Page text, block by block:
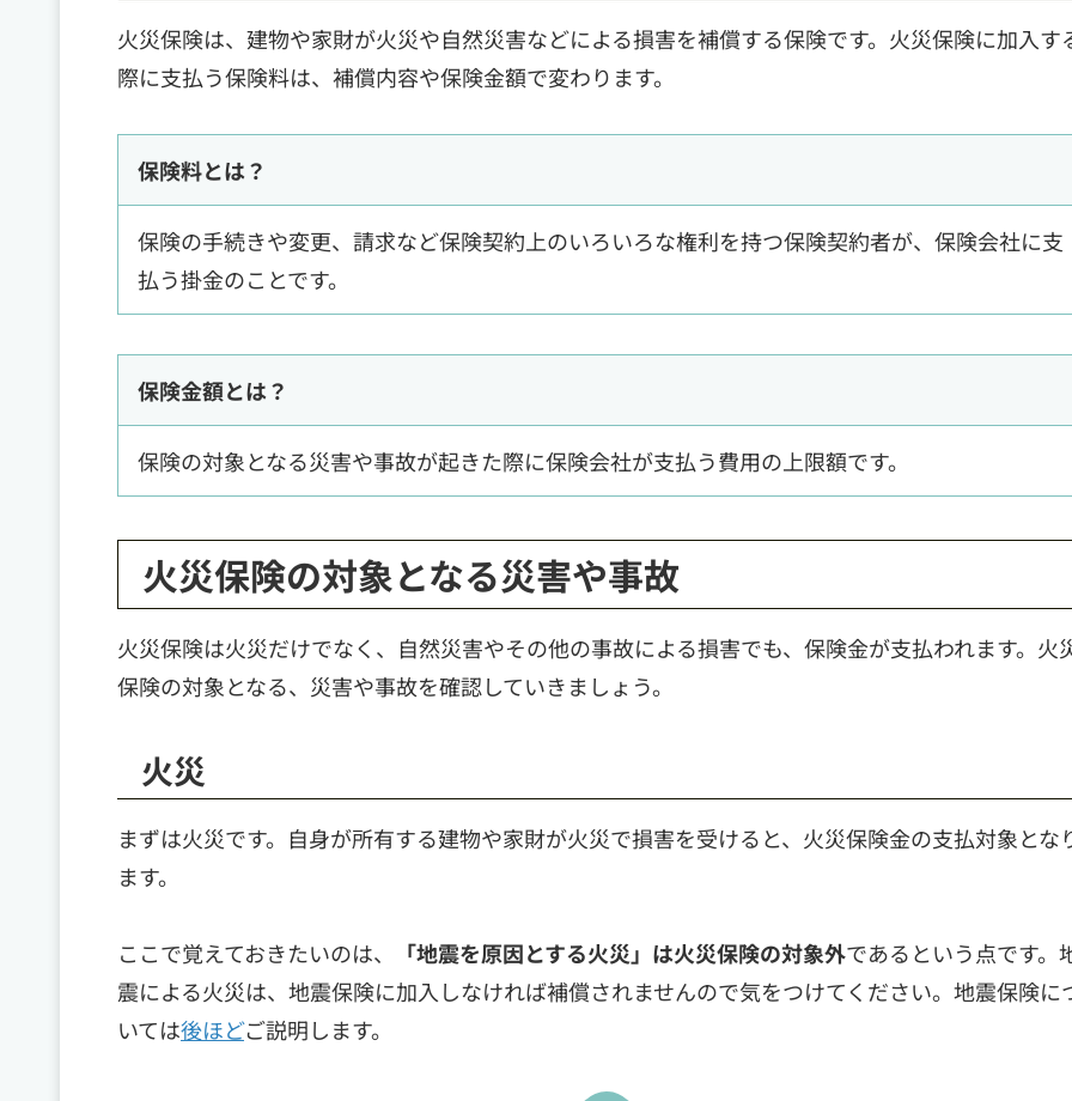
火災保険は、建物や家財が火災や自然災害などによる損害を補償する保険です。火災保険に加入す
際に支払う保険料は、補償内容や保険金額で変わります。
保険料とは？
保険の手続きや変更、請求など保険契約上のいろいろな権利を持つ保険契約者が、保険会社に支
払う掛金のことです。
保険金額とは？
保険の対象となる災害や事故が起きた際に保険会社が支払う費用の上限額です。
火災保険の対象となる災害や事故
火災保険は火災だけでなく、自然災害やその他の事故による損害でも、保険金が支払われます。火
保険の対象となる、災害や事故を確認していきましょう。
火災
まずは火災です。自身が所有する建物や家財が火災で損害を受けると、火災保険金の支払対象とな
ます。
ここで覚えておきたいのは、 「地震を原因とする火災」は火災保険の対象外であるという点です。
震による火災は、地震保険に加入しなければ補償されませんので気をつけてください。地震保険に
いては後ほどご説明します。